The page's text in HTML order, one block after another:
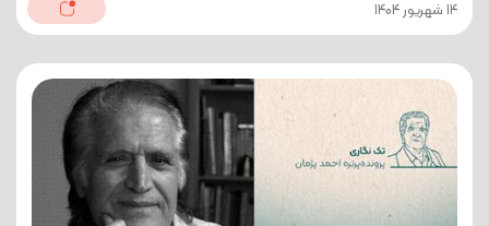
14 شهریور 1404